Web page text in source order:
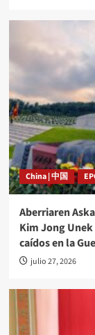
China | 中国
Aberriaren
Kim Jong
caídos en la
julio 27, 2026